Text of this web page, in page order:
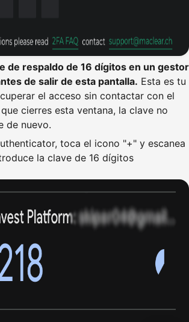
de respaldo de 16 dígitos en un gestor
de salir de esta pantalla. Esta es tu
el acceso sin contactar con el
cierres esta ventana, la clave no
de nuevo.
toca el icono "+" y escanea
la clave de 16 dígitos